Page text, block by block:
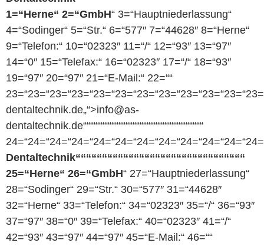
1=“Herne“ 2=“GmbH“ 3=“Hauptniederlassung“
4=“Sodinger“ 5=“Str.“ 6=“577″ 7=“44628″ 8=“Herne“
9=“Telefon:“ 10=“02323″ 11=“/“ 12=“93″ 13=“97″
14=“0″ 15=“Telefax:“ 16=“02323″ 17=“/“ 18=“93″
19=“97″ 20=“97″ 21=“E-Mail:“ 22=““
dentaltechnik.de„“>info@as-
dentaltechnik.de““““““““““““““““““““““““““““““““““
Dentaltechnik““““““““““““““““““““““““““““““““
25=“Herne“ 26=“GmbH“ 27=“Hauptniederlassung“
28=“Sodinger“ 29=“Str.“ 30=“577″ 31=“44628″
32=“Herne“ 33=“Telefon:“ 34=“02323″ 35=“/“ 36=“93″
37=“97″ 38=“0″ 39=“Telefax:“ 40=“02323″ 41=“/“
42=“93″ 43=“97″ 44=“97″ 45=“E-Mail:“ 46=““